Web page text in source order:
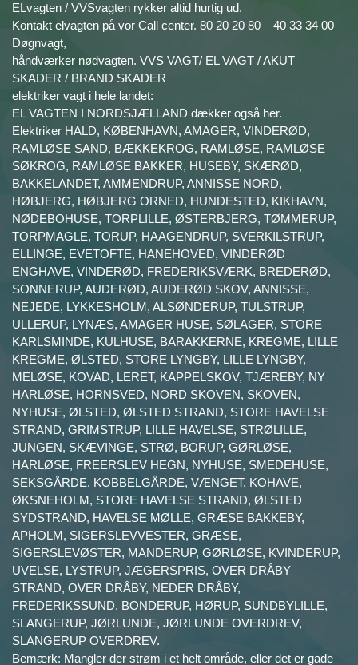
ELvagten / VVSvagten rykker altid hurtig ud.
Kontakt elvagten på vor Call center. 80 20 20 80 – 40 33 34 00
Døgnvagt,
håndværker nødvagten. VVS VAGT/ EL VAGT / AKUT
SKADER / BRAND SKADER
elektriker vagt i hele landet:
EL VAGTEN I NORDSJÆLLAND dækker også her.
Elektriker HALD, KØBENHAVN, AMAGER, VINDERØD,
RAMLØSE SAND, BÆKKEKROG, RAMLØSE, RAMLØSE
SØKROG, RAMLØSE BAKKER, HUSEBY, SKÆRØD,
BAKKELANDET, AMMENDRUP, ANNISSE NORD,
HØBJERG, HØBJERG ORNED, HUNDESTED, KIKHAVN,
NØDEBOHUSE, TORPLILLE, ØSTERBJERG, TØMMERUP,
TORPMAGLE, TORUP, HAAGENDRUP, SVERKILSTRUP,
ELLINGE, EVETOFTE, HANEHOVED, VINDERØD
ENGHAVE, VINDERØD, FREDERIKSVÆRK, BREDERØD,
SONNERUP, AUDERØD, AUDERØD SKOV, ANNISSE,
NEJEDE, LYKKESHOLM, ALSØNDERUP, TULSTRUP,
ULLERUP, LYNÆS, AMAGER HUSE, SØLAGER, STORE
KARLSMINDE, KULHUSE, BARAKKERNE, KREGME, LILLE
KREGME, ØLSTED, STORE LYNGBY, LILLE LYNGBY,
MELØSE, KOVAD, LERET, KAPPELSKOV, TJÆREBY, NY
HARLØSE, HORNSVED, NORD SKOVEN, SKOVEN,
NYHUSE, ØLSTED, ØLSTED STRAND, STORE HAVELSE
STRAND, GRIMSTRUP, LILLE HAVELSE, STRØLILLE,
JUNGEN, SKÆVINGE, STRØ, BORUP, GØRLØSE,
HARLØSE, FREERSLEV HEGN, NYHUSE, SMEDEHUSE,
SEKSGÅRDE, KOBBELGÅRDE, VÆNGET, KOHAVE,
ØKSNEHOLM, STORE HAVELSE STRAND, ØLSTED
SYDSTRAND, HAVELSE MØLLE, GRÆSE BAKKEBY,
APHOLM, SIGERSLEVVESTER, GRÆSE,
SIGERSLEVØSTER, MANDERUP, GØRLØSE, KVINDERUP,
UVELSE, LYSTRUP, JÆGERSPRIS, OVER DRÅBY
STRAND, OVER DRÅBY, NEDER DRÅBY,
FREDERIKSSUND, BONDERUP, HØRUP, SUNDBYLILLE,
SLANGERUP, JØRLUNDE, JØRLUNDE OVERDREV,
SLANGERUP OVERDREV.
Bemærk: Mangler der strøm i et helt område, eller det er gade